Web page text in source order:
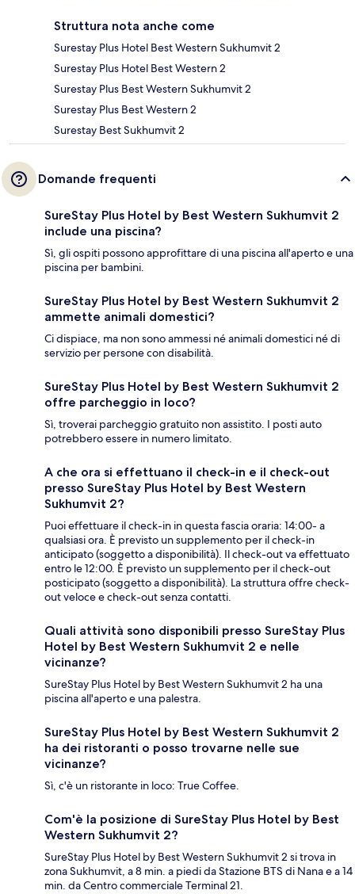
Struttura nota anche come
Surestay Plus Hotel Best Western Sukhumvit 2
Surestay Plus Hotel Best Western 2
Surestay Plus Best Western Sukhumvit 2
Surestay Plus Best Western 2
Surestay Best Sukhumvit 2
Domande frequenti
SureStay Plus Hotel by Best Western Sukhumvit 2
include una piscina?
Sì, gli ospiti possono approfittare di una piscina all'aperto e una
piscina per bambini.
SureStay Plus Hotel by Best Western Sukhumvit 2
ammette animali domestici?
Ci dispiace, ma non sono ammessi né animali domestici né di
servizio per persone con disabilità.
SureStay Plus Hotel by Best Western Sukhumvit 2
offre parcheggio in loco?
Sì, troverai parcheggio gratuito non assistito. I posti auto
potrebbero essere in numero limitato.
A che ora si effettuano il check-in e il check-out
presso SureStay Plus Hotel by Best Western
Sukhumvit 2?
Puoi effettuare il check-in in questa fascia oraria: 14:00- a
qualsiasi ora. È previsto un supplemento per il check-in
anticipato (soggetto a disponibilità). Il check-out va effettuato
entro le 12:00. È previsto un supplemento per il check-out
posticipato (soggetto a disponibilità). La struttura offre check-
out veloce e check-out senza contatti.
Quali attività sono disponibili presso SureStay Plus
Hotel by Best Western Sukhumvit 2 e nelle
vicinanze?
SureStay Plus Hotel by Best Western Sukhumvit 2 ha una
piscina all'aperto e una palestra.
SureStay Plus Hotel by Best Western Sukhumvit 2
ha dei ristoranti o posso trovarne nelle sue
vicinanze?
Sì, c'è un ristorante in loco: True Coffee.
Com'è la posizione di SureStay Plus Hotel by Best
Western Sukhumvit 2?
SureStay Plus Hotel by Best Western Sukhumvit 2 si trova in
zona Sukhumvit, a 8 min. a piedi da Stazione BTS di Nana e a 14
min. da Centro commerciale Terminal 21.